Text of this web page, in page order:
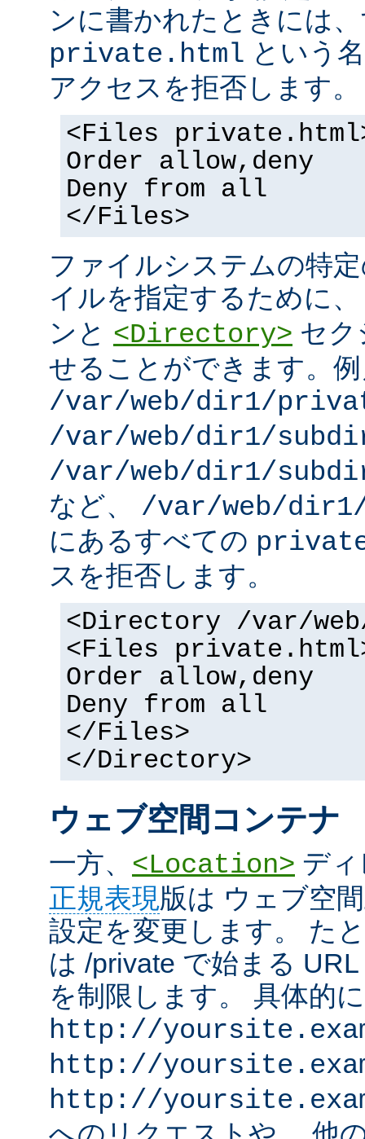
ンに書かれたときには
private.html という
アクセスを拒否します。
<Files
Order allow,deny
Deny from all
</Files>
ファイルシステムの特
イルを指定するために
ンと <Directory> セク
せることができます。
/var/web/dir1/
/var/web/dir1/
/var/web/dir1/
など、 /var/web/
にあるすべての
スを拒否します。
<Directory /var/
<Files
Order allow,deny
Deny from all
</Files>
</Directory>
ウェブ空間コンテナ
一方、 <Location> デ
正規表現版は ウェブ空
設定を変更します。 た
は /private で始まる
を制限します。 具体的
http://
http://
http://